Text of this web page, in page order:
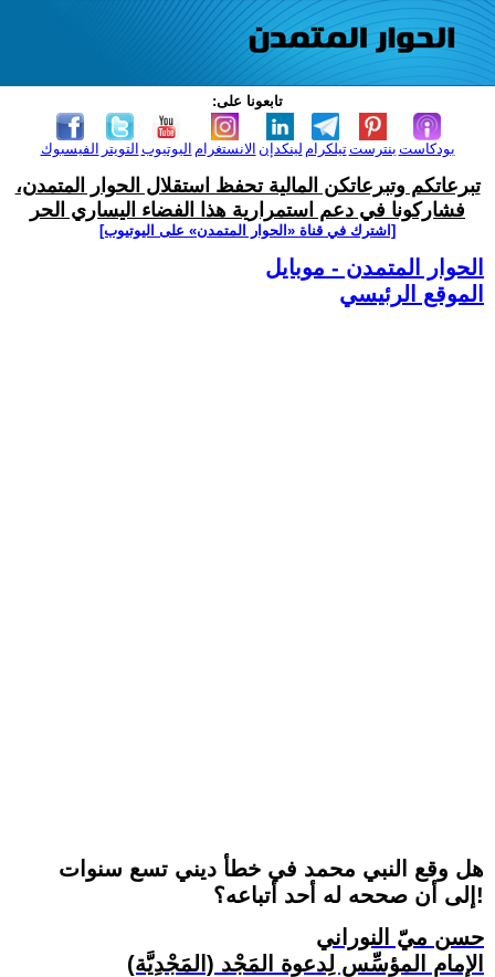
تابعونا على:
الفيسبوك التويتر اليوتيوب الانستغرام لينكدإن تيلكرامبنترست بودكاست
تبرعاتكم وتبرعاتكن المالية تحفظ استقلال الحوار المتمدن،
فشاركونا في دعم استمرارية هذا الفضاء اليساري الحر
[اشترك في قناة ‫«الحوار المتمدن» على اليوتيوب]
الحوار المتمدن - موبايل
الموقع الرئيسي
هل وقع النبي محمد في خطأ ديني تسع سنوات
إلى أن صححه له أحد أتباعه؟!
حسن ميّ النوراني
الإمام المؤسِّس لِدعوة المَجْد (المَجْدِيَّة)